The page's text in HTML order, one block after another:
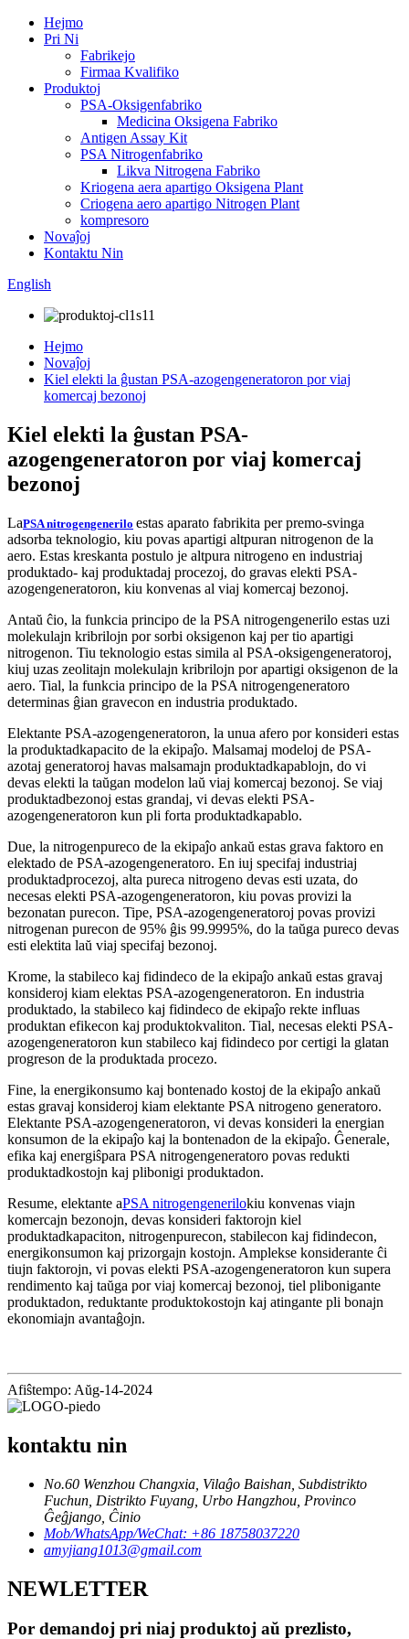
Hejmo
Pri Ni
Fabrikejo
Firmaa Kvalifiko
Produktoj
PSA-Oksigenfabriko
Medicina Oksigena Fabriko
Antigen Assay Kit
PSA Nitrogenfabriko
Likva Nitrogena Fabriko
Kriogena aera apartigo Oksigena Plant
Criogena aero apartigo Nitrogen Plant
kompresoro
Novaĵoj
Kontaktu Nin
English
Hejmo
Novaĵoj
Kiel elekti la ĝustan PSA-azogengeneratoron por viaj
komercaj bezonoj
Kiel elekti la ĝustan PSA-
azogengeneratoron por viaj komercaj
bezonoj
LaPSA nitrogengenerilo estas aparato fabrikita per premo-svinga
adsorba teknologio, kiu povas apartigi altpuran nitrogenon de la
aero. Estas kreskanta postulo je altpura nitrogeno en industriaj
produktado- kaj produktadaj procezoj, do gravas elekti PSA-
azogengeneratoron, kiu konvenas al viaj komercaj bezonoj.
Antaŭ ĉio, la funkcia principo de la PSA nitrogengenerilo estas uzi
molekulajn kribrilojn por sorbi oksigenon kaj per tio apartigi
nitrogenon. Tiu teknologio estas simila al PSA-oksigengeneratoroj,
kiuj uzas zeolitajn molekulajn kribrilojn por apartigi oksigenon de la
aero. Tial, la funkcia principo de la PSA nitrogengeneratoro
determinas ĝian gravecon en industria produktado.
Elektante PSA-azogengeneratoron, la unua afero por konsideri estas
la produktadkapacito de la ekipaĵo. Malsamaj modeloj de PSA-
azotaj generatoroj havas malsamajn produktadkapablojn, do vi
devas elekti la taŭgan modelon laŭ viaj komercaj bezonoj. Se viaj
produktadbezonoj estas grandaj, vi devas elekti PSA-
azogengeneratoron kun pli forta produktadkapablo.
Due, la nitrogenpureco de la ekipaĵo ankaŭ estas grava faktoro en
elektado de PSA-azogengeneratoro. En iuj specifaj industriaj
produktadprocezoj, alta pureca nitrogeno devas esti uzata, do
necesas elekti PSA-azogengeneratoron, kiu povas provizi la
bezonatan purecon. Tipe, PSA-azogengeneratoroj povas provizi
nitrogenan purecon de 95% ĝis 99.9995%, do la taŭga pureco devas
esti elektita laŭ viaj specifaj bezonoj.
Krome, la stabileco kaj fidindeco de la ekipaĵo ankaŭ estas gravaj
konsideroj kiam elektas PSA-azogengeneratoron. En industria
produktado, la stabileco kaj fidindeco de ekipaĵo rekte influas
produktan efikecon kaj produktokvaliton. Tial, necesas elekti PSA-
azogengeneratoron kun stabileco kaj fidindeco por certigi la glatan
progreson de la produktada procezo.
Fine, la energikonsumo kaj bontenado kostoj de la ekipaĵo ankaŭ
estas gravaj konsideroj kiam elektante PSA nitrogeno generatoro.
Elektante PSA-azogengeneratoron, vi devas konsideri la energian
konsumon de la ekipaĵo kaj la bontenadon de la ekipaĵo. Ĝenerale,
efika kaj energiŝpara PSA nitrogengeneratoro povas redukti
produktadkostojn kaj plibonigi produktadon.
Resume, elektante aPSA nitrogengenerilokiu konvenas viajn
komercajn bezonojn, devas konsideri faktorojn kiel
produktadkapaciton, nitrogenpurecon, stabilecon kaj fidindecon,
energikonsumon kaj prizorgajn kostojn. Amplekse konsiderante ĉi
tiujn faktorojn, vi povas elekti PSA-azogengeneratoron kun supera
rendimento kaj taŭga por viaj komercaj bezonoj, tiel plibonigante
produktadon, reduktante produktokostojn kaj atingante pli bonajn
ekonomiajn avantaĝojn.
Afiŝtempo: Aŭg-14-2024
kontaktu nin
No.60 Wenzhou Changxia, Vilaĝo Baishan, Subdistrikto
Fuchun, Distrikto Fuyang, Urbo Hangzhou, Provinco
Ĝeĝjango, Ĉinio
Mob/WhatsApp/WeChat: +86 18758037220
amyjiang1013@gmail.com
NEWLETTER
Por demandoj pri niaj produktoj aŭ prezlisto,